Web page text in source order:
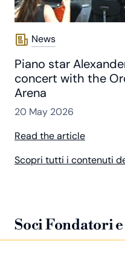
News
Piano star
concert with the
Arena
20 May 2026
Read the article
Scopri tutti i contenuti
Soci Fondatori